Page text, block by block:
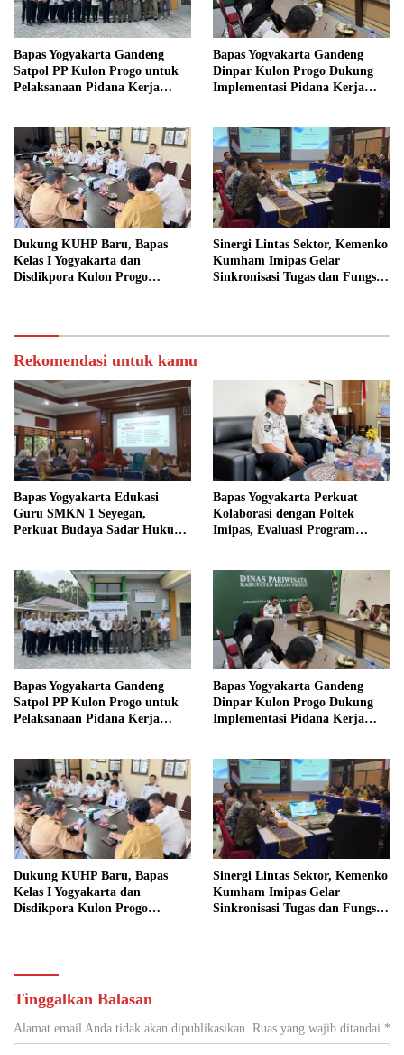
Bapas Yogyakarta Gandeng
Satpol PP Kulon Progo untuk
Pelaksanaan Pidana Kerja
Bapas Yogyakarta Gandeng
Dinpar Kulon Progo Dukung
Implementasi Pidana Kerja
Dukung KUHP Baru, Bapas
Kelas I Yogyakarta dan
Disdikpora Kulon Progo
Sinergi Lintas Sektor, Kemenko
Kumham Imipas Gelar
Sinkronisasi Tugas dan Fungsi
Rekomendasi untuk kamu
Bapas Yogyakarta Edukasi
Guru SMKN 1 Seyegan,
Perkuat Budaya Sadar Hukum
Bapas Yogyakarta Perkuat
Kolaborasi dengan Poltek
Imipas, Evaluasi Program
Bapas Yogyakarta Gandeng
Satpol PP Kulon Progo untuk
Pelaksanaan Pidana Kerja
Bapas Yogyakarta Gandeng
Dinpar Kulon Progo Dukung
Implementasi Pidana Kerja
Dukung KUHP Baru, Bapas
Kelas I Yogyakarta dan
Disdikpora Kulon Progo
Sinergi Lintas Sektor, Kemenko
Kumham Imipas Gelar
Sinkronisasi Tugas dan Fungsi
Tinggalkan Balasan
Alamat email Anda tidak akan dipublikasikan. Ruas yang wajib ditandai *